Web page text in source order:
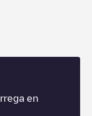
en